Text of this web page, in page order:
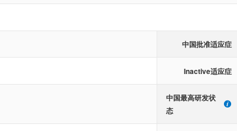
中国批准适应症
Inactive适应症
中国最高研发状
态